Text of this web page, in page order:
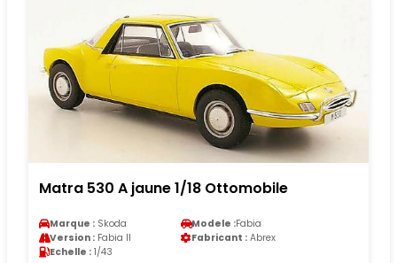
Matra 530 A jaune 1/18 Ottomobile
Marque : Skoda Modele :Fabia
Version : Fabia II Fabricant : Abrex
Echelle : 1/43